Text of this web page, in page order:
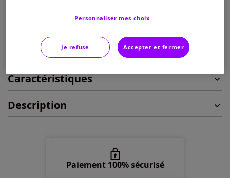
En stock
46/48 - En stock
50/52 -En stock
54/56 -En stock
Ajouter au panier
Caractéristiques
Description
Paiement 100% sécurisé
Personnaliser mes choix
Je refuse Accepter et fermer